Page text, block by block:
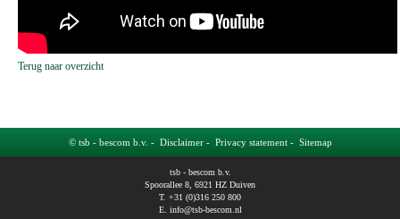
Terug naar overzicht
© tsb - bescom b.v. - Disclaimer- Privacy statement- Sitemap
tsb - bescom b.v.
Spoorallee 8, 6921 HZ Duiven
T. +31 (0)316 250 800
E. info@tsb-bescom.nl